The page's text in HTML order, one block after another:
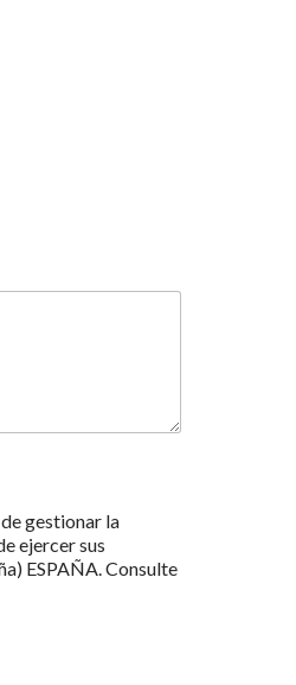
gestionar la
ejercer sus
ESPAÑA. Consulte